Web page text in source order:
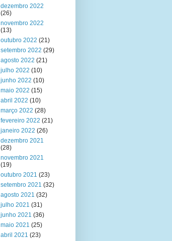
dezembro 2022
(26)
novembro 2022
(13)
outubro 2022 (21)
setembro 2022 (29)
agosto 2022 (21)
julho 2022 (10)
junho 2022 (10)
maio 2022 (15)
abril 2022 (10)
março 2022 (28)
fevereiro 2022 (21)
janeiro 2022 (26)
dezembro 2021
(28)
novembro 2021
(19)
outubro 2021 (23)
setembro 2021 (32)
agosto 2021 (32)
julho 2021 (31)
junho 2021 (36)
maio 2021 (25)
abril 2021 (23)